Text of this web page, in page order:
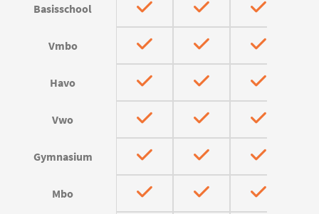
Basisschool
Vmbo
Havo
Vwo
Gymnasium
Mbo